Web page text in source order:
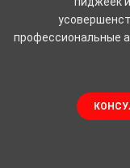
профессиональные